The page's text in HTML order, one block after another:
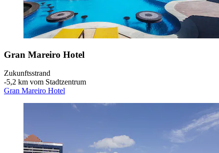
Gran Mareiro Hotel
Zukunftsstrand
‐5,2 km vom Stadtzentrum
Gran Mareiro Hotel